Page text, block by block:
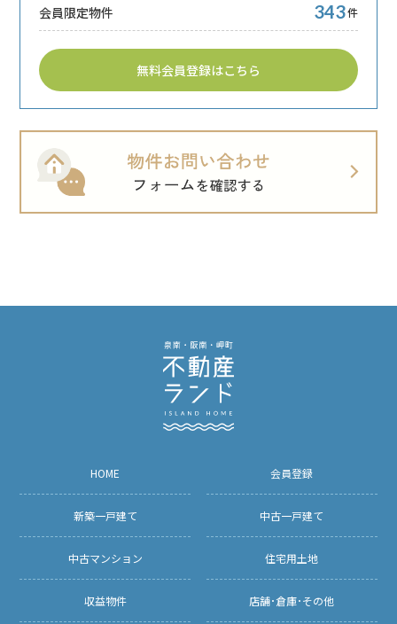
会員限定物件 343件
無料会員登録はこちら
HOME 会員登録
新築一戸建て 中古一戸建て
中古マンション 住宅用土地
収益物件 店舗･倉庫･その他